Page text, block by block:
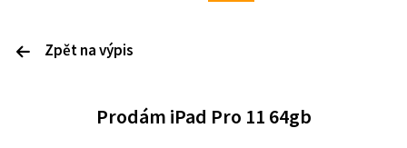
Zpět na výpis
Prodám iPad Pro 11 64gb